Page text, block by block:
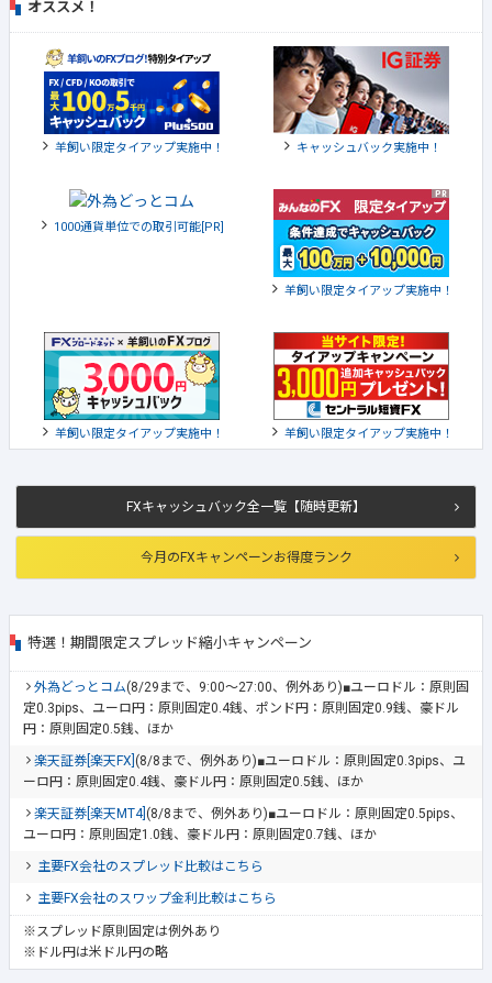
FXキャッシュバック全一覧【随時更新】
今月のFXキャンペーンお得度ランク
特選！期間限定スプレッド縮小キャンペーン
外為どっとコム(8/29まで、9:00～27:00、例外あり)■ユーロドル：原則固
定0.3pips、ユーロ円：原則固定0.4銭、ポンド円：原則固定0.9銭、豪ドル
円：原則固定0.5銭、ほか
楽天証券[楽天FX] (8/8まで、例外あり)■ユーロドル：原則固定0.3pips、ユ
ーロ円：原則固定0.4銭、豪ドル円：原則固定0.5銭、ほか
楽天証券[楽天MT4] (8/8まで、例外あり)■ユーロドル：原則固定0.5pips、
ユーロ円：原則固定1.0銭、豪ドル円：原則固定0.7銭、ほか
主要FX会社のスプレッド比較はこちら
主要FX会社のスワップ金利比較はこちら
※スプレッド原則固定は例外あり
※ドル円は米ドル円の略
オススメ！
羊飼い限定タイアップ実施中！ キャッシュバック実施中！
1000通貨単位での取引可能[PR]
羊飼い限定タイアップ実施中！
羊飼い限定タイアップ実施中！ 羊飼い限定タイアップ実施中！